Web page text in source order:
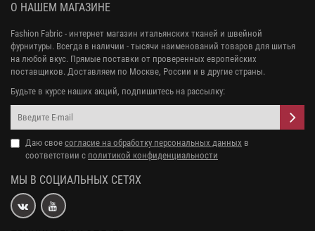
О НАШЕМ МАГАЗИНЕ
Fashion Fabric - интернет магазин итальянских тканей и швейной
фурнитуры. Всегда в наличии - тысячи наименований товаров для шитья
на любой вкус. Прямые поставки от проверенных европейских
поставщиков. Доставляем по Москве, России и в другие страны.
Будьте в курсе наших акций, подпишитесь на рассылку:
Даю свое согласие на обработку персональных данных в
соответствии с политикой конфиденциальности
МЫ В СОЦИАЛЬНЫХ СЕТЯХ